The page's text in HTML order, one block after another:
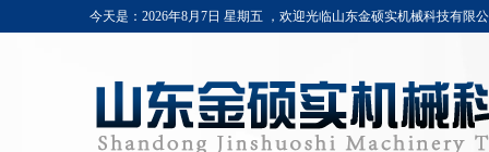
今天是：2026年8月7日 星期五 ，欢迎光临山东金硕实机械科技有限